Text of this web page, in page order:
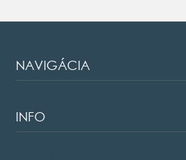
NAVIGÁCIA
INFO